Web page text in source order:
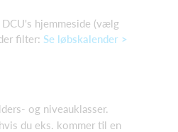
hjemmeside (vælg
filter: Se løbskalender >
og niveauklasser.
du eks. kommer til en